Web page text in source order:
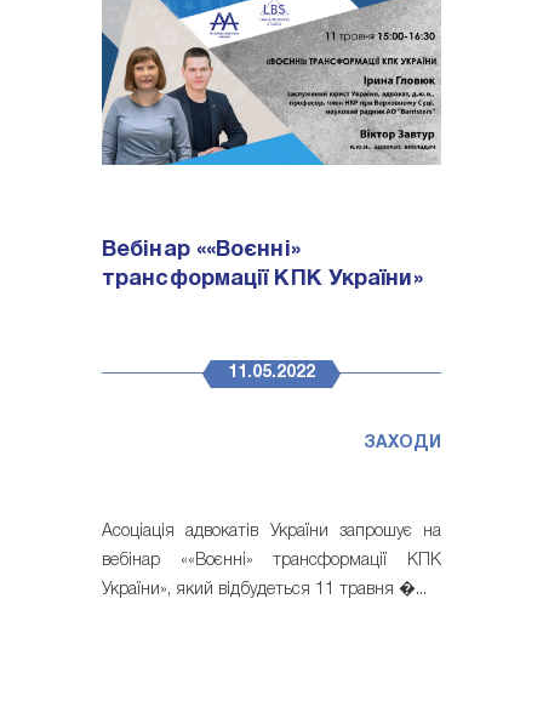
Вебінар ««Воєнні»
трансформації КПК України»
11.05.2022
ЗАХОДИ
Асоціація адвокатів України запрошує на
вебінар ««Воєнні» трансформації КПК
України», який відбудеться 11 травня �...